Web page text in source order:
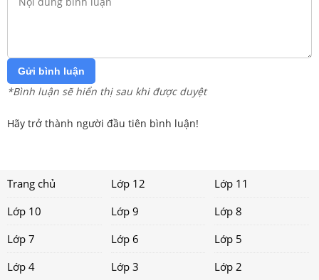
Gửi bình luận
*Bình luận sẽ hiển thị sau khi được duyệt
Hãy trở thành người đầu tiên bình luận!
Trang chủ Lớp 12
Lớp 11
Lớp 10
Lớp 9
Lớp 8
Lớp 7
Lớp 6
Lớp 5
Lớp 4
Lớp 3
Lớp 2